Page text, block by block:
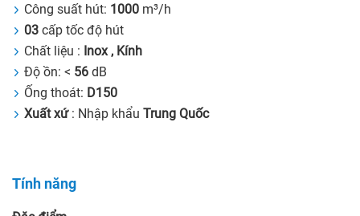
Công suất hút: 1000 m³/h
03 cấp tốc độ hút
Chất liệu : Inox , Kính
Độ ồn: < 56 dB
Ống thoát: D150
Xuất xứ: Nhập khẩu Trung Quốc
Tính năng